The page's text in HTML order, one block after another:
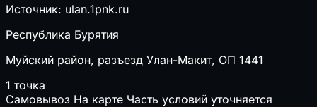
Источник: ulan.1pnk.ru
Республика Бурятия
Муйский район, разъезд Улан-Макит, ОП 1441
1 точка
Самовывоз На карте Часть условий уточняется